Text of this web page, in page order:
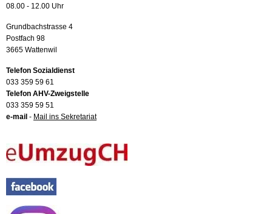
08.00 - 12.00 Uhr
Grundbachstrasse 4
Postfach 98
3665 Wattenwil
Telefon Sozialdienst
033 359 59 61
Telefon AHV-Zweigstelle
033 359 59 51
e-mail - Mail ins Sekretariat